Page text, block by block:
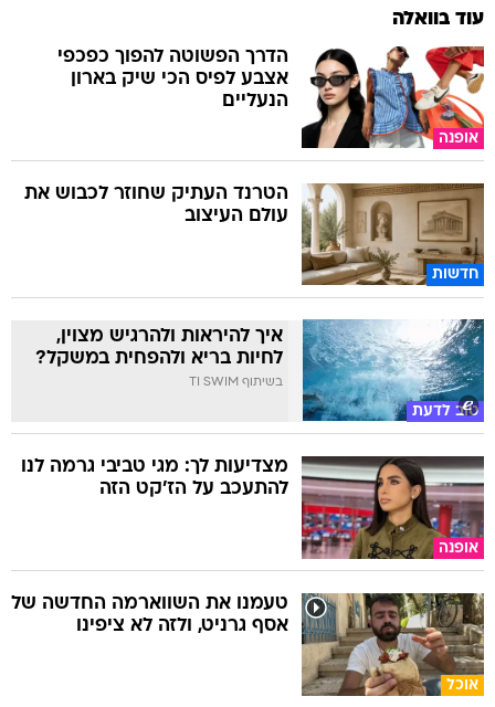
עוד בוואלה
אופנה
הדרך הפשוטה להפוך כפכפי
אצבע לפיס הכי שיק בארון
הנעליים
חדשות
הטרנד העתיק שחוזר לכבוש את
עולם העיצוב
טוב לדעת
איך להיראות ולהרגיש מצוין,
לחיות בריא ולהפחית במשקל?
בשיתוף TI SWIM
אופנה
מצדיעות לך: מגי טביבי גרמה לנו
להתעכב על הז'קט הזה
אוכל
טעמנו את השווארמה החדשה של
אסף גרניט, ולזה לא ציפינו